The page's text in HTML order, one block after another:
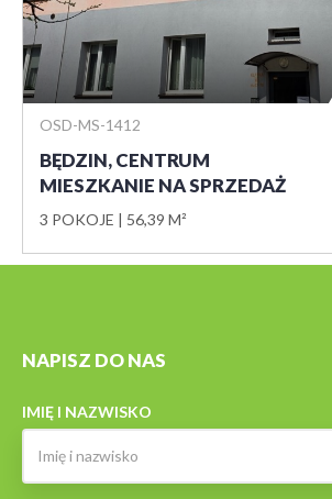
OSD-MS-1412
BĘDZIN, CENTRUM
MIESZKANIE NA SPRZEDAŻ
3 POKOJE 56,39 M²
NAPISZ DO NAS
IMIĘ I NAZWISKO